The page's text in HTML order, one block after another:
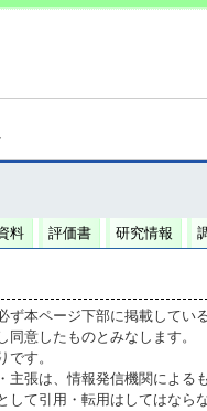
料 評価書 研究情報
本ページ下部に掲載してい
意したものとみなします。
す。
張は、情報発信機関による
て引用・転用はしてはならな